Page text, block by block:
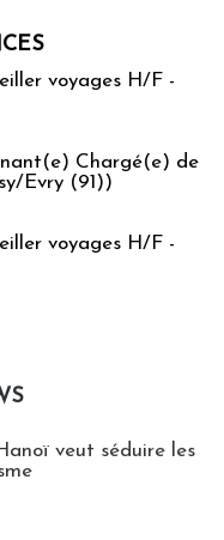
voyages H/F -
Chargé(e) de
Evry (91))
voyages H/F -
veut séduire les